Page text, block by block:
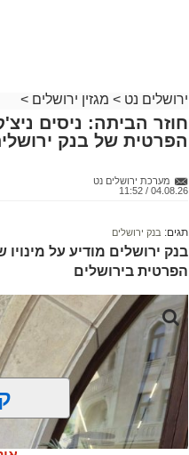
ירושלים נט > מגזין ירושלים >
חוזר הביתה: ניסים
הפרטית של בנק
מערכת ירושלים נט
04.08.26 / 11:52
תגים: בנק ירושלים
בנק ירושלים מודיע על
הפרטית בירושלים